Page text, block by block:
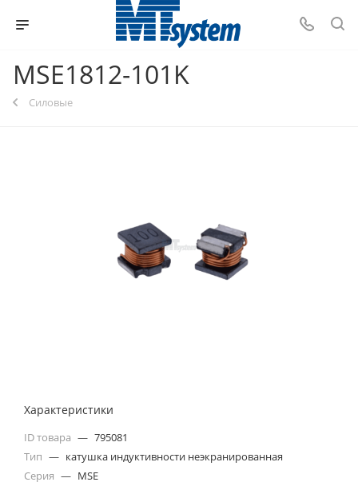
MSE1812-101K
Силовые
Характеристики
ID товара — 795081
Тип — катушка индуктивности неэкранированная
Серия — MSE